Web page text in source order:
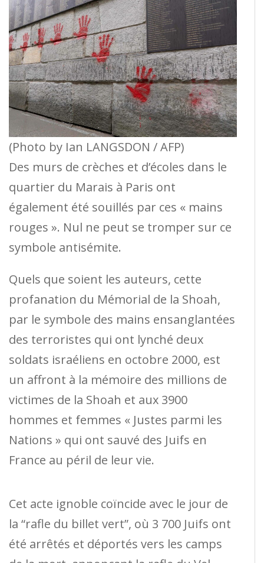
(Photo by Ian LANGSDON / AFP)
Des murs de crèches et d’écoles dans le
quartier du Marais à Paris ont
également été souillés par ces « mains
rouges ». Nul ne peut se tromper sur ce
symbole antisémite.
Quels que soient les auteurs, cette
profanation du Mémorial de la Shoah,
par le symbole des mains ensanglantées
des terroristes qui ont lynché deux
soldats israéliens en octobre 2000, est
un affront à la mémoire des millions de
victimes de la Shoah et aux 3900
hommes et femmes « Justes parmi les
Nations » qui ont sauvé des Juifs en
France au péril de leur vie.
Cet acte ignoble coïncide avec le jour de
la “rafle du billet vert”, où 3 700 Juifs ont
été arrêtés et déportés vers les camps